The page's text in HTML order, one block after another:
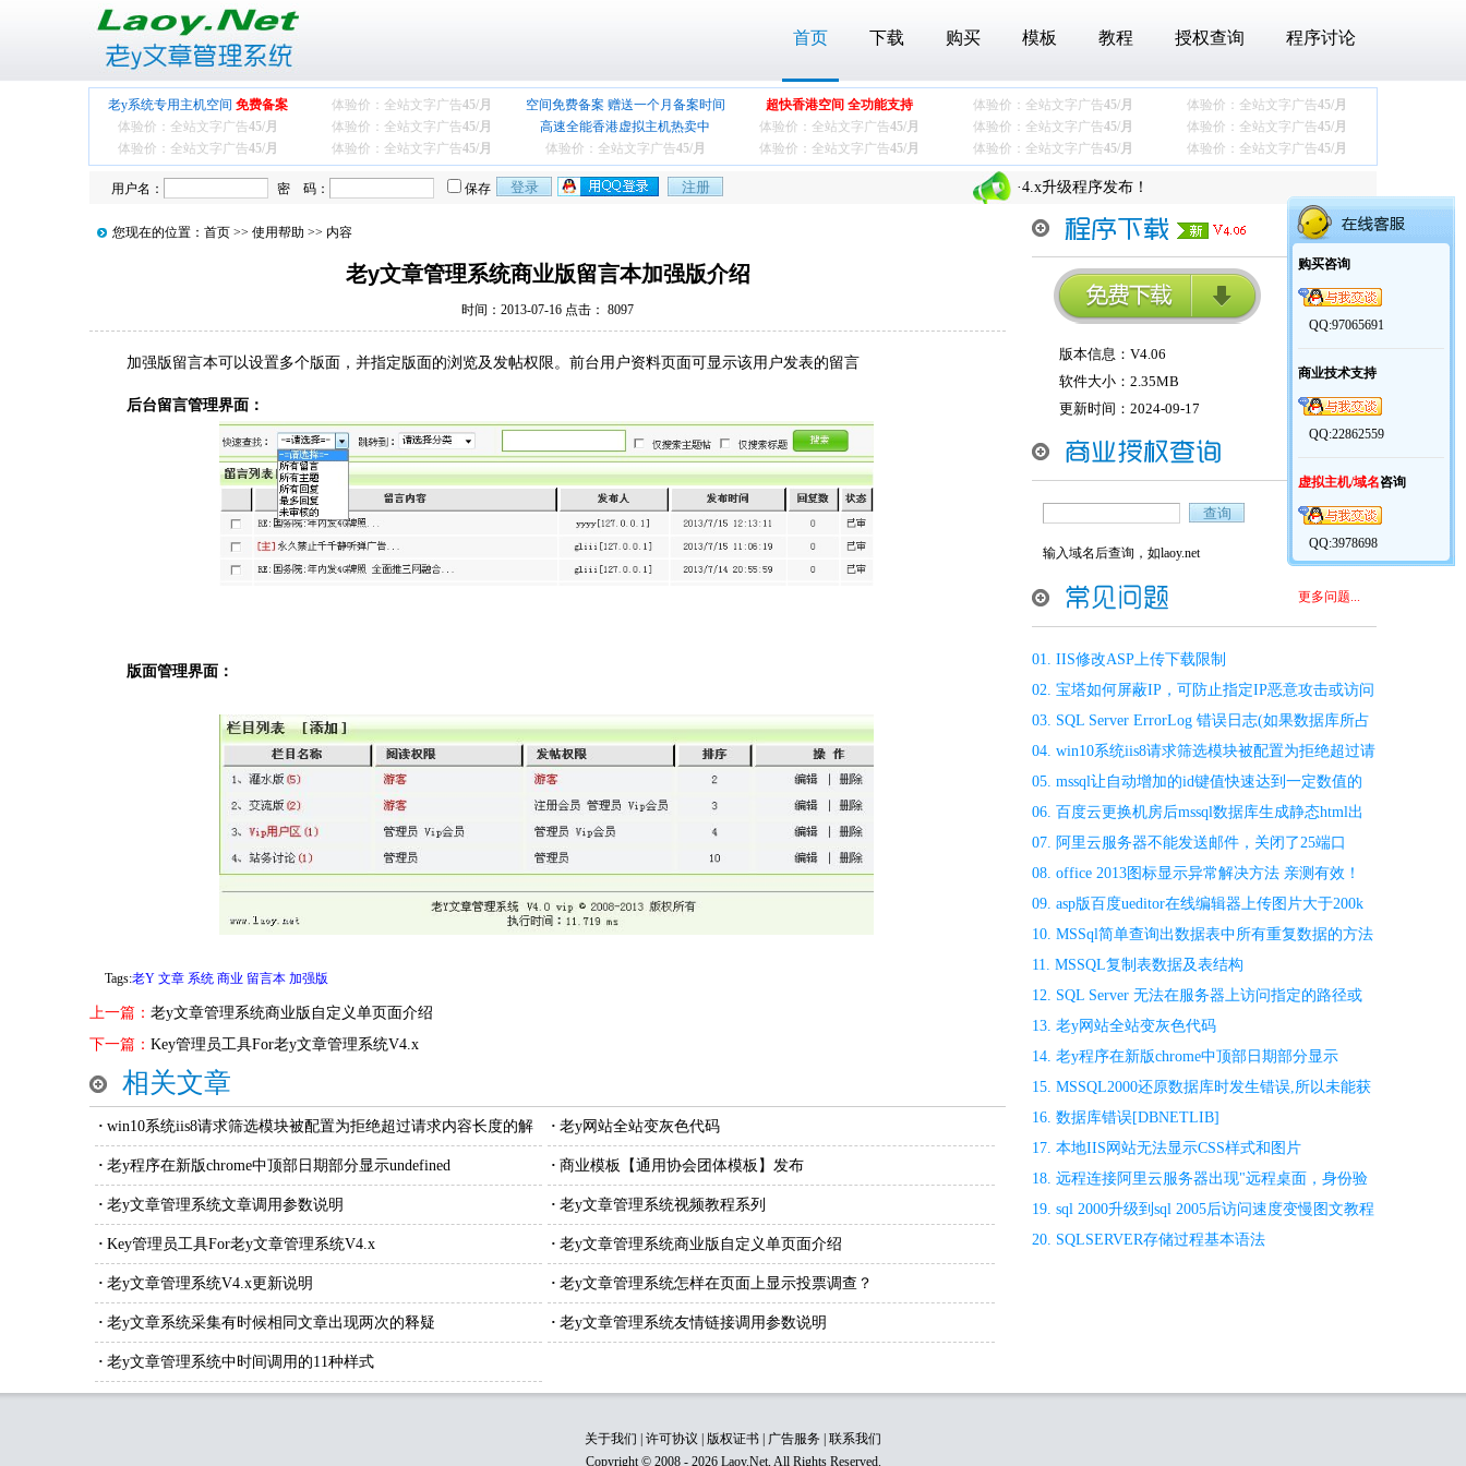
首页 下载 购买 模板 教程 授权查询 程序讨论
老y系统专用主机空间 免费备案 体验价：全站文字广告45/月 空间免费备案 赠送一个月备案时间 超快香港空间 全功能支持 体验价：全站文字广告45/月 体验价：全站文字广告45/月
体验价：全站文字广告45/月 体验价：全站文字广告45/月 高速全能香港虚拟主机热卖中 体验价：全站文字广告45/月 体验价：全站文字广告45/月 体验价：全站文字广告45/月
体验价：全站文字广告45/月 体验价：全站文字广告45/月 体验价：全站文字广告45/月 体验价：全站文字广告45/月 体验价：全站文字广告45/月 体验价：全站文字广告45/月
· 关于最近下载压缩包后360报木马的问题
· 商业模板【通用协会团体模板】发布
·4.x升级程序发布！
老y文章管理系统V4.x更新说明
关于最近下载压缩包后360报木马的问题
商业模板【通用协会团体模板】发布
4.x升级程序发布！
老y文章管理系统V4.x更新说明
用户名： 密 码： 保存
您现在的位置： 首页 >> 使用帮助 >> 内容
老y文章管理系统商业版留言本加强版介绍
时间：2013-07-16 点击： 8097
加强版留言本可以设置多个版面，并指定版面的浏览及发帖权限。前台用户资料页面可显示该用户发表的留言
后台留言管理界面：
版面管理界面：
Tags:老Y 文章 系统 商业 留言本 加强版
上一篇： 老y文章管理系统商业版自定义单页面介绍
下一篇： Key管理员工具For老y文章管理系统V4.x
相关文章
· win10系统iis8请求筛选模块被配置为拒绝超过请求内容长度的解
决方法
· 老y网站全站变灰色代码
· 老y程序在新版chrome中顶部日期部分显示undefined · 商业模板【通用协会团体模板】发布
· 老y文章管理系统文章调用参数说明 · 老y文章管理系统视频教程系列
· Key管理员工具For老y文章管理系统V4.x · 老y文章管理系统商业版自定义单页面介绍
· 老y文章管理系统V4.x更新说明 · 老y文章管理系统怎样在页面上显示投票调查？
· 老y文章系统采集有时候相同文章出现两次的释疑 · 老y文章管理系统友情链接调用参数说明
· 老y文章管理系统中时间调用的11种样式
版本信息：V4.06
软件大小：2.35MB
更新时间：2024-09-17
输入域名后查询，如laoy.net
更多问题...
01. IIS修改ASP上传下载限制
02. 宝塔如何屏蔽IP，可防止指定IP恶意攻击或访问
03. SQL Server ErrorLog 错误日志(如果数据库所占
空间变大)
04. win10系统iis8请求筛选模块被配置为拒绝超过请
求内容长度的解决方法
05. mssql让自动增加的id键值快速达到一定数值的
语句
06. 百度云更换机房后mssql数据库生成静态html出
错连接不上
07. 阿里云服务器不能发送邮件，关闭了25端口
08. office 2013图标显示异常解决方法 亲测有效！
09. asp版百度ueditor在线编辑器上传图片大于200k
问题修复
10. MSSql简单查询出数据表中所有重复数据的方法
11. MSSQL复制表数据及表结构
12. SQL Server 无法在服务器上访问指定的路径或
文件解决方法
13. 老y网站全站变灰色代码
14. 老y程序在新版chrome中顶部日期部分显示
undefined
15. MSSQL2000还原数据库时发生错误,所以未能获
得对数据库的排它访问权
16. 数据库错误[DBNETLIB]
[ConnectionOpen(Connect()).]SQL Server不存在或拒
17. 本地IIS网站无法显示CSS样式和图片
18. 远程连接阿里云服务器出现"远程桌面，身份验
证错误：要求的函数不受支持"解决办法
19. sql 2000升级到sql 2005后访问速度变慢图文教程
20. SQLSERVER存储过程基本语法
关于我们 许可协议 版权证书 广告服务 联系我们
Copyright © 2008 - 2026 Laoy.Net, All Rights Reserved.
购买咨询
QQ:97065691
商业技术支持
QQ:22862559
虚拟主机/域名咨询
QQ:3978698